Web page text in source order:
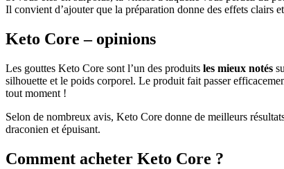
Il convient d’ajouter que la préparation donne des effets clairs
Keto Core – opinions
Les gouttes Keto Core sont l’un des produits les mieux notés
silhouette et le poids corporel. Le produit fait passer
tout moment !
Selon de nombreux avis, Keto Core donne de meilleurs
draconien et épuisant.
Comment acheter Keto Core ?